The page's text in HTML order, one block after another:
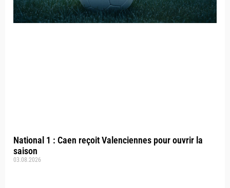
National 1 : Caen reçoit Valenciennes pour ouvrir la
saison
03.08.2026